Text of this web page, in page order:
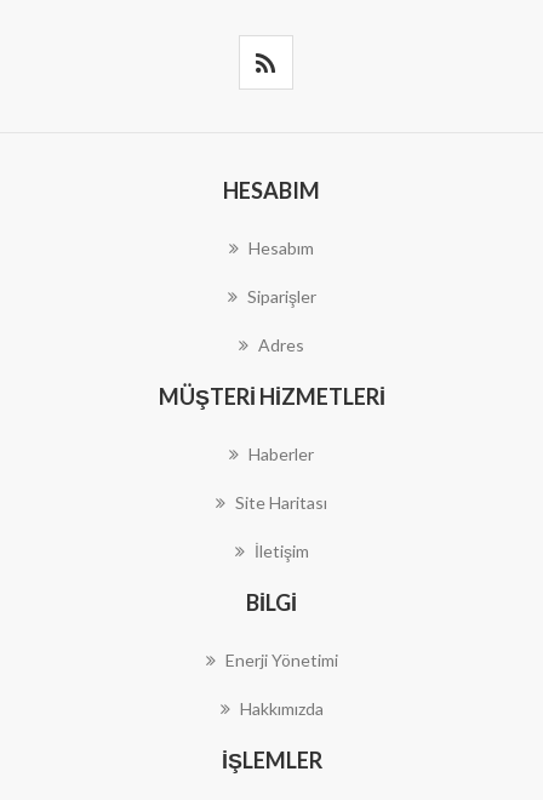
HESABIM
Hesabım
Siparişler
Adres
MÜŞTERI HIZMETLERI
Haberler
Site Haritası
İletişim
BILGI
Enerji Yönetimi
Hakkımızda
İŞLEMLER